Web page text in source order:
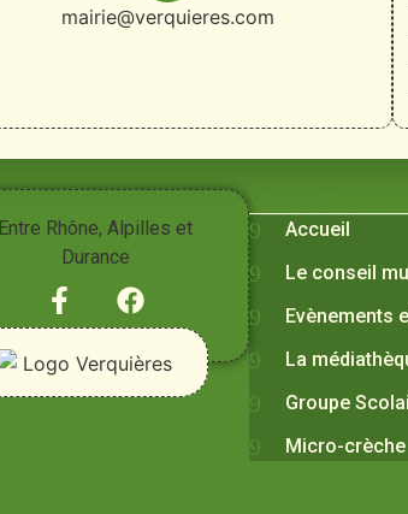
mairie@verquieres.com
Entre Rhône, Alpilles et
Durance
Vivre à
Accueil
Le conseil
Evènements
La
Groupe
Micro-crèche